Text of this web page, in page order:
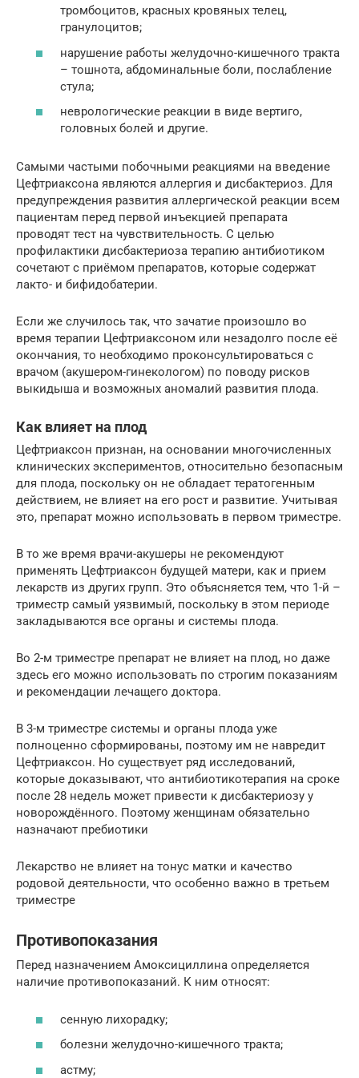
тромбоцитов, красных кровяных телец,
гранулоцитов;
нарушение работы желудочно-кишечного тракта
– тошнота, абдоминальные боли, послабление
стула;
неврологические реакции в виде вертиго,
головных болей и другие.
Самыми частыми побочными реакциями на введение
Цефтриаксона являются аллергия и дисбактериоз. Для
предупреждения развития аллергической реакции всем
пациентам перед первой инъекцией препарата
проводят тест на чувствительность. С целью
профилактики дисбактериоза терапию антибиотиком
сочетают с приёмом препаратов, которые содержат
лакто- и бифидобатерии.
Если же случилось так, что зачатие произошло во
время терапии Цефтриаксоном или незадолго после её
окончания, то необходимо проконсультироваться с
врачом (акушером-гинекологом) по поводу рисков
выкидыша и возможных аномалий развития плода.
Как влияет на плод
Цефтриаксон признан, на основании многочисленных
клинических экспериментов, относительно безопасным
для плода, поскольку он не обладает тератогенным
действием, не влияет на его рост и развитие. Учитывая
это, препарат можно использовать в первом триместре.
В то же время врачи-акушеры не рекомендуют
применять Цефтриаксон будущей матери, как и прием
лекарств из других групп. Это объясняется тем, что 1-й –
триместр самый уязвимый, поскольку в этом периоде
закладываются все органы и системы плода.
Во 2-м триместре препарат не влияет на плод, но даже
здесь его можно использовать по строгим показаниям
и рекомендации лечащего доктора.
В 3-м триместре системы и органы плода уже
полноценно сформированы, поэтому им не навредит
Цефтриаксон. Но существует ряд исследований,
которые доказывают, что антибиотикотерапия на сроке
после 28 недель может привести к дисбактериозу у
новорождённого. Поэтому женщинам обязательно
назначают пребиотики
Лекарство не влияет на тонус матки и качество
родовой деятельности, что особенно важно в третьем
триместре
Противопоказания
Перед назначением Амоксициллина определяется
наличие противопоказаний. К ним относят:
сенную лихорадку;
болезни желудочно-кишечного тракта;
астму;